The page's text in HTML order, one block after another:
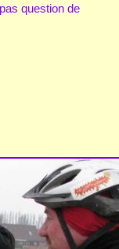
question de